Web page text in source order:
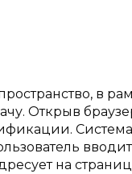
в
Открыв
вводит
на